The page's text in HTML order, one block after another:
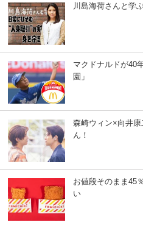
川島海荷さんと学
マクドナルドが40
園」
森崎ウィン×向井康
ん！
お値段そのまま45
い